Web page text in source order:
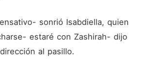
sonrió Isabdiella, quien
estaré con Zashirah- dijo
al pasillo.